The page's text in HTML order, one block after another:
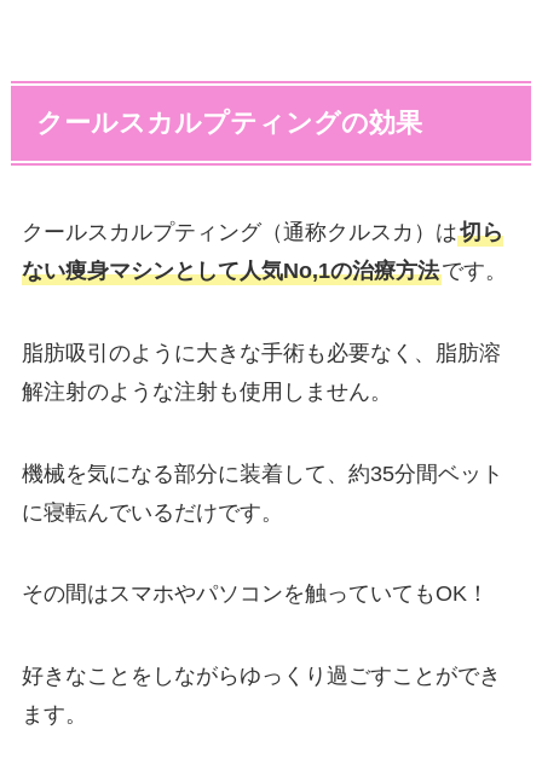
クールスカルプティングの効果
クールスカルプティング（通称クルスカ）は切ら
ない痩身マシンとして人気No,1の治療方法です。
脂肪吸引のように大きな手術も必要なく、脂肪溶
解注射のような注射も使用しません。
機械を気になる部分に装着して、約35分間ベット
に寝転んでいるだけです。
その間はスマホやパソコンを触っていてもOK！
好きなことをしながらゆっくり過ごすことができ
ます。